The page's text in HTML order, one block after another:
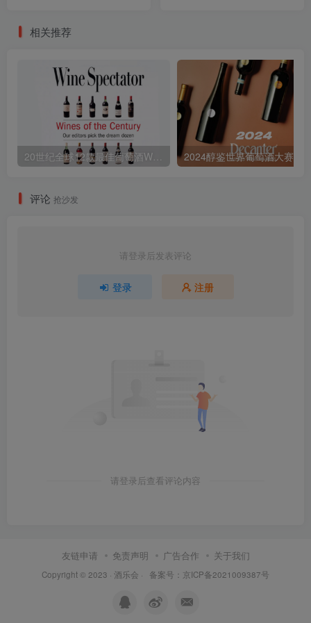
相关推荐
评论 抢沙发
请登录后发表评论
登录 注册
请登录后查看评论内容
友链申请 免责声明 广告合作 关于我们
Copyright © 2023 · 酒乐会 · 备案号：京ICP备2021009387号